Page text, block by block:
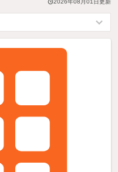
2026年08月01日更新